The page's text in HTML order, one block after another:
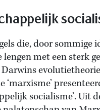
die, door sommige
met een sterk
‘marxisme’
socialisme’. Uit